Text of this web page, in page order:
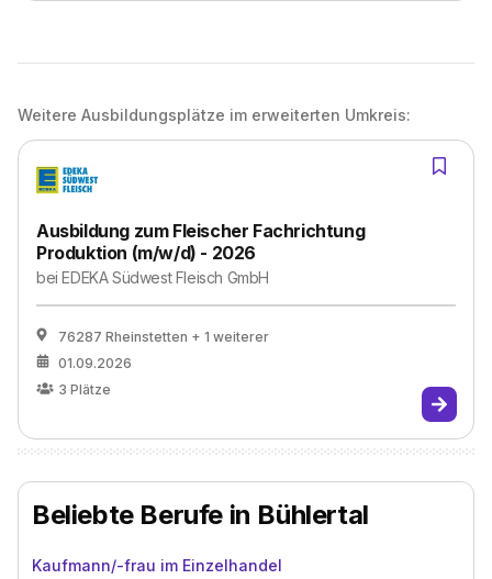
Weitere Ausbildungsplätze im erweiterten Umkreis:
Ausbildung zum Fleischer Fachrichtung
Produktion (m/w/d) - 2026
beiEDEKA Südwest Fleisch GmbH
76287 Rheinstetten + 1 weiterer
01.09.2026
3 Plätze
Beliebte Berufe in Bühlertal
Kaufmann/-frau im Einzelhandel